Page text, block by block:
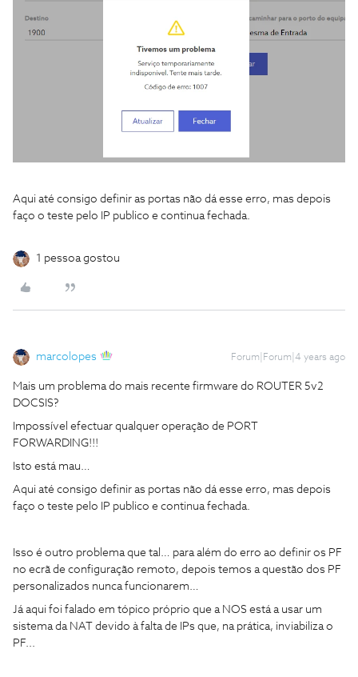
Aqui até consigo definir as portas não dá esse erro, mas depois
faço o teste pelo IP publico e continua fechada.
1 pessoa gostou
marcolopes Forum|Forum|4 years ago
Mais um problema do mais recente firmware do ROUTER 5v2
DOCSIS?
Impossível efectuar qualquer operação de PORT
FORWARDING!!!
Isto está mau…
Aqui até consigo definir as portas não dá esse erro, mas depois
faço o teste pelo IP publico e continua fechada.
Isso é outro problema que tal… para além do erro ao definir os PF
no ecrã de configuração remoto, depois temos a questão dos PF
personalizados nunca funcionarem…
Já aqui foi falado em tópico próprio que a NOS está a usar um
sistema da NAT devido à falta de IPs que, na prática, inviabiliza o
PF...